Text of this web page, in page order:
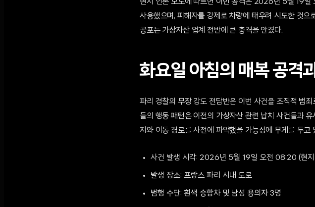
현지 언론 보도에 따르면 이번 공격은 2026년 5월 19일
사용했으며, 피해자를 강제로 차량에 태우려 시도한 것
공포는 가상자산 업계 전반에 큰 충격을 안겼다.
화요일 아침의 매복 공격
파리 경찰의 무장 강도 전담반은 이번 사건을 조직적 범
들의 행동 패턴은 이전의 가상자산 관련 납치 사건들과
지와 이동 경로를 사전에 파악했을 가능성에 무게를 두고
사건 발생 시각: 2026년 5월 19일 오전 08:20 (현지
발생 장소: 프랑스 파리 시내 도로
범행 수단: 흰색 승합차 및 남성 용의자 3명